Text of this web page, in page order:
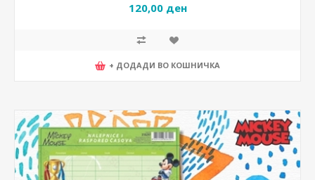
120,00 ден
+ ДОДАДИ ВО КОШНИЧКА